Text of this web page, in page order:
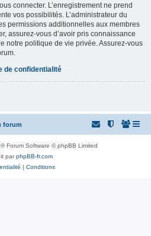
connecter. L’enregistrement ne prend
vos possibilités. L’administrateur du
permissions additionnelles aux membres
assurez-vous d’avoir pris connaissance
notre politique de vie privée. Assurez-vous
de confidentialité
forum
® Forum Software © phpBB Limited
parphpBB-fr.com
| Conditions